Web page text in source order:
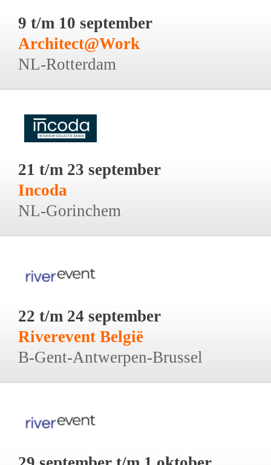
9 t/m 10 september
Architect@Work
NL-Rotterdam
21 t/m 23 september
Incoda
NL-Gorinchem
22 t/m 24 september
Riverevent België
B-Gent-Antwerpen-Brussel